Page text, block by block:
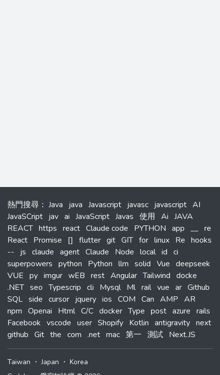
熱門搜尋 ： Java java Javascript javasc javascript AI
JavaSCript jav ai JavaScript Javas 使用 Ai JAVA
REACT https react Claude code PYTHON app __ re
React Promise [] flutter git GIT for linux Re hooks
--
js claude agent Claude Node local id ci
superpowers python Python llm solid Vue deepseek
VUE py imgur wEB rest Angular Tailwind docke
.NET seo Typescrip cli Mysql Ml rail vue ar Github
SQL side cursor jquery ios COM Can AMP AR
npm Openai Html C/C docker Type post azure rails
Facebook vscode user Shopify Kotlin antigravity next
github Git the com .net mac 第一 測試 Next.JS
Taiwan ・Japan ・ Korea